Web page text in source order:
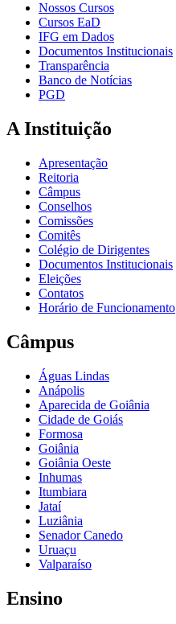
Nossos Cursos
Cursos EaD
IFG em Dados
Documentos Institucionais
Transparência
Banco de Notícias
PGD
A Instituição
Apresentação
Reitoria
Câmpus
Conselhos
Comissões
Comitês
Colégio de Dirigentes
Documentos Institucionais
Eleições
Contatos
Horário de Funcionamento
Câmpus
Águas Lindas
Anápolis
Aparecida de Goiânia
Cidade de Goiás
Formosa
Goiânia
Goiânia Oeste
Inhumas
Itumbiara
Jataí
Luziânia
Senador Canedo
Uruaçu
Valparaíso
Ensino